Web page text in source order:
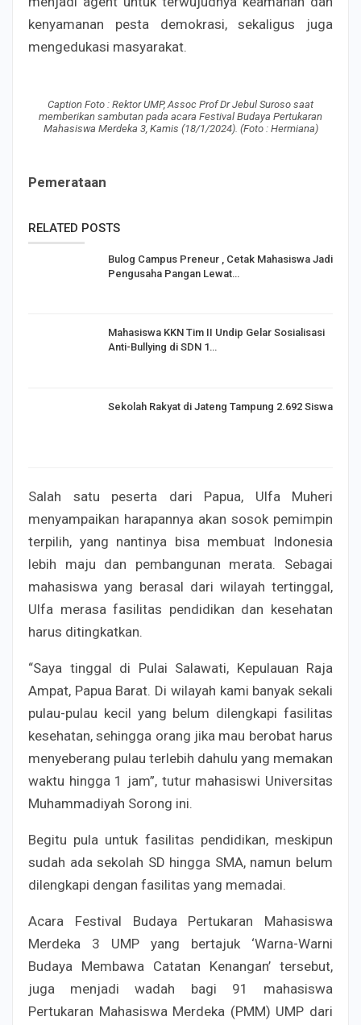
kenyamanan pesta demokrasi, sekaligus juga
mengedukasi masyarakat.
Caption Foto : Rektor UMP, Assoc Prof Dr Jebul Suroso saat
memberikan sambutan pada acara Festival Budaya Pertukaran
Mahasiswa Merdeka 3, Kamis (18/1/2024). (Foto : Hermiana)
Pemerataan
RELATED POSTS
Bulog Campus Preneur , Cetak Mahasiswa Jadi
Pengusaha Pangan Lewat…
Mahasiswa KKN Tim II Undip Gelar Sosialisasi
Anti-Bullying di SDN 1…
Sekolah Rakyat di Jateng Tampung 2.692 Siswa
Salah satu peserta dari Papua, Ulfa Muheri
menyampaikan harapannya akan sosok pemimpin
terpilih, yang nantinya bisa membuat Indonesia
lebih maju dan pembangunan merata. Sebagai
mahasiswa yang berasal dari wilayah tertinggal,
Ulfa merasa fasilitas pendidikan dan kesehatan
harus ditingkatkan.
“Saya tinggal di Pulai Salawati, Kepulauan Raja
Ampat, Papua Barat. Di wilayah kami banyak sekali
pulau-pulau kecil yang belum dilengkapi fasilitas
kesehatan, sehingga orang jika mau berobat harus
menyeberang pulau terlebih dahulu yang memakan
waktu hingga 1 jam”, tutur mahasiswi Universitas
Muhammadiyah Sorong ini.
Begitu pula untuk fasilitas pendidikan, meskipun
sudah ada sekolah SD hingga SMA, namun belum
dilengkapi dengan fasilitas yang memadai.
Acara Festival Budaya Pertukaran Mahasiswa
Merdeka 3 UMP yang bertajuk ‘Warna-Warni
Budaya Membawa Catatan Kenangan’ tersebut,
juga menjadi wadah bagi 91 mahasiswa
Pertukaran Mahasiswa Merdeka (PMM) UMP dari